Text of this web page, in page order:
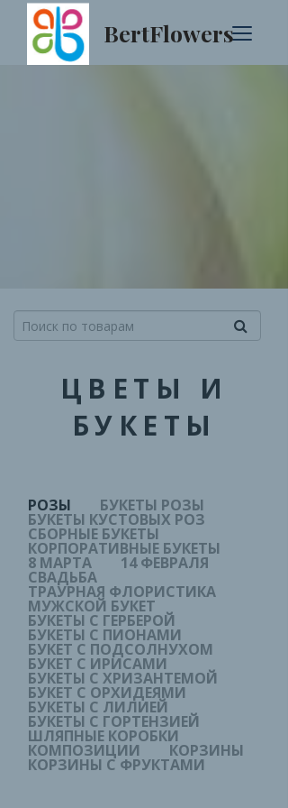
BertFlowers
ЦВЕТЫ И
БУКЕТЫ
РОЗЫ БУКЕТЫ РОЗЫ
БУКЕТЫ КУСТОВЫХ РОЗ
СБОРНЫЕ БУКЕТЫ
КОРПОРАТИВНЫЕ БУКЕТЫ
8 МАРТА 14 ФЕВРАЛЯ
СВАДЬБА
ТРАУРНАЯ ФЛОРИСТИКА
МУЖСКОЙ БУКЕТ
БУКЕТЫ С ГЕРБЕРОЙ
БУКЕТЫ С ПИОНАМИ
БУКЕТ С ПОДСОЛНУХОМ
БУКЕТ С ИРИСАМИ
БУКЕТЫ С ХРИЗАНТЕМОЙ
БУКЕТ С ОРХИДЕЯМИ
БУКЕТЫ С ЛИЛИЕЙ
БУКЕТЫ С ГОРТЕНЗИЕЙ
ШЛЯПНЫЕ КОРОБКИ
КОМПОЗИЦИИ КОРЗИНЫ
КОРЗИНЫ С ФРУКТАМИ